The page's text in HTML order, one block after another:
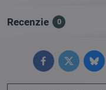
Recenzie 0
FacebookTwitter